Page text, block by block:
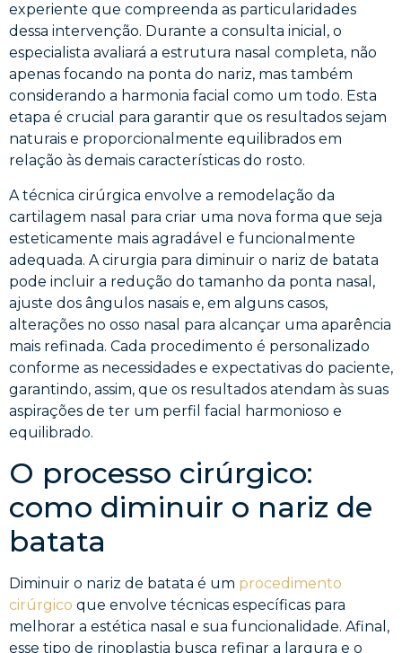
experiente que compreenda as particularidades
dessa intervenção. Durante a consulta inicial, o
especialista avaliará a estrutura nasal completa, não
apenas focando na ponta do nariz, mas também
considerando a harmonia facial como um todo. Esta
etapa é crucial para garantir que os resultados sejam
naturais e proporcionalmente equilibrados em
relação às demais características do rosto.
A técnica cirúrgica envolve a remodelação da
cartilagem nasal para criar uma nova forma que seja
esteticamente mais agradável e funcionalmente
adequada. A cirurgia para diminuir o nariz de batata
pode incluir a redução do tamanho da ponta nasal,
ajuste dos ângulos nasais e, em alguns casos,
alterações no osso nasal para alcançar uma aparência
mais refinada. Cada procedimento é personalizado
conforme as necessidades e expectativas do paciente,
garantindo, assim, que os resultados atendam às suas
aspirações de ter um perfil facial harmonioso e
equilibrado.
O processo cirúrgico:
como diminuir o nariz de
batata
Diminuir o nariz de batata é um procedimento
cirúrgico que envolve técnicas específicas para
melhorar a estética nasal e sua funcionalidade. Afinal,
esse tipo de rinoplastia busca refinar a largura e o